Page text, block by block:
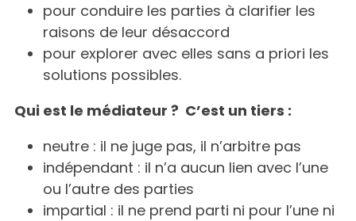
pour conduire les parties à clarifier les
raisons de leur désaccord
pour explorer avec elles sans a priori les
solutions possibles.
Qui est le médiateur ? C’est un tiers :
neutre : il ne juge pas, il n’arbitre pas
indépendant : il n’a aucun lien avec l’une
ou l’autre des parties
impartial : il ne prend parti ni pour l’une ni